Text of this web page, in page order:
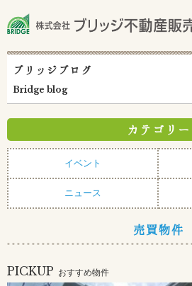
ブリッジブログ
Bridge blog
カテゴリー
イベント
ニュース
売買物件
PICKUP おすすめ物件